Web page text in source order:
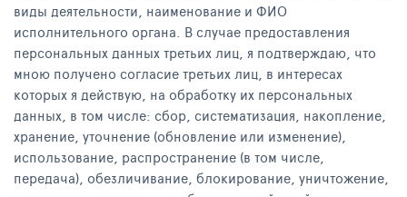
виды деятельности, наименование и ФИО
исполнительного органа. В случае предоставления
персональных данных третьих лиц, я подтверждаю, что
мною получено согласие третьих лиц, в интересах
которых я действую, на обработку их персональных
данных, в том числе: сбор, систематизация, накопление,
хранение, уточнение (обновление или изменение),
использование, распространение (в том числе,
передача), обезличивание, блокирование, уничтожение,